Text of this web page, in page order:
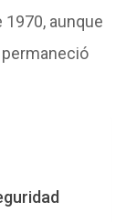
1970, aunque